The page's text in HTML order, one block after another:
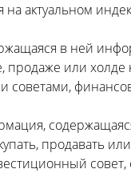
актуальном
в ней
продаже или
советами,
продавать